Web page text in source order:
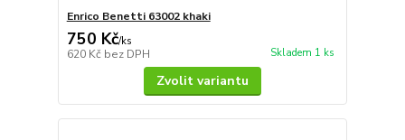
Enrico Benetti 63002 khaki
750 Kč/ks
620 Kč bez DPH Skladem 1 ks
Zvolit variantu